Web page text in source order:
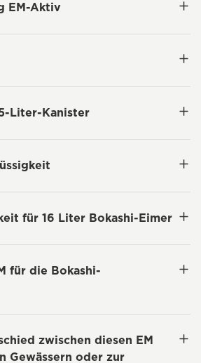
EM-Aktiv
Liter-Kanister
für 16 Liter Bokashi-Eimer
für die Bokashi-
zwischen diesen EM
Gewässern oder zur